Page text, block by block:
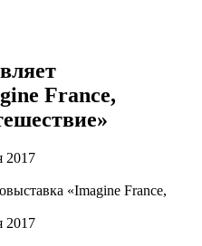
France,
2017
2017